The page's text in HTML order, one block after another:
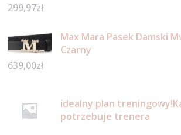
299,97zł
Max Mara Pasek Damski
Czarny
639,00zł
idealny plan
potrzebuje trenera